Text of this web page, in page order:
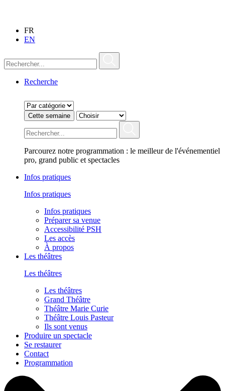
FR
EN
Recherche
Cette semaine
Parcourez notre programmation : le meilleur de l'événementiel
pro, grand public et spectacles
Infos pratiques
Infos pratiques
Infos pratiques
Préparer sa venue
Accessibilité PSH
Les accès
À propos
Les théâtres
Les théâtres
Les théâtres
Grand Théâtre
Théâtre Marie Curie
Théâtre Louis Pasteur
Ils sont venus
Produire un spectacle
Se restaurer
Contact
Programmation